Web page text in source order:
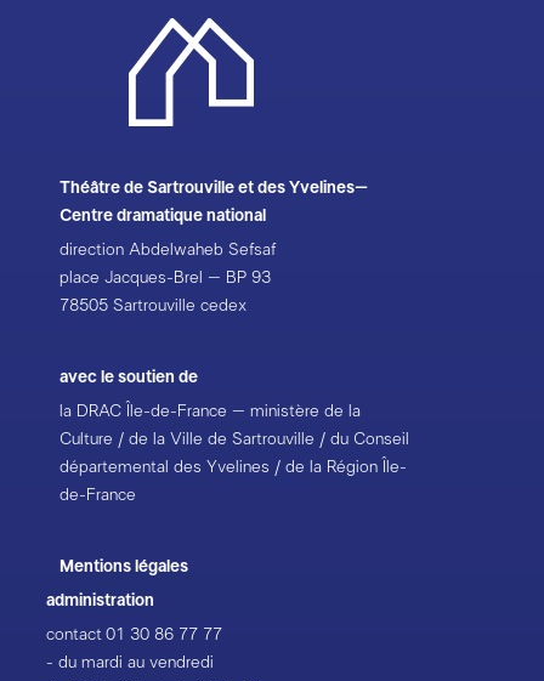
Théâtre de Sartrouville et des Yvelines–
Centre dramatique national
direction Abdelwaheb Sefsaf
place Jacques-Brel – BP 93
78505 Sartrouville cedex
avec le soutien de
la DRAC Île-de-France – ministère de la
Culture / de la Ville de Sartrouville / du Conseil
départemental des Yvelines / de la Région Île-
de-France
Mentions légales
administration
contact01 30 86 77 77
- du mardi au vendredi